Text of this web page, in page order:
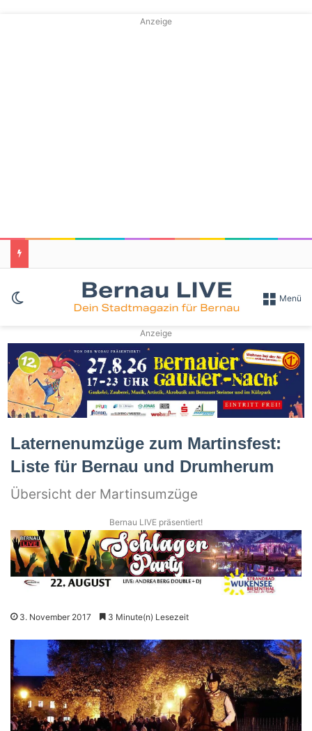
Anzeige
Skin umschalten Menü
Anzeige
Laternenumzüge zum Martinsfest:
Liste für Bernau und Drumherum
Übersicht der Martinsumzüge
Bernau LIVE präsentiert!
3. November 2017 3 Minute(n) Lesezeit